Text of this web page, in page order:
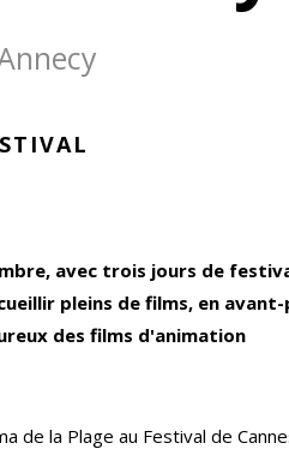
avec trois jours de
pleins de films, en
des films d'animation
de la Plage au Festival de